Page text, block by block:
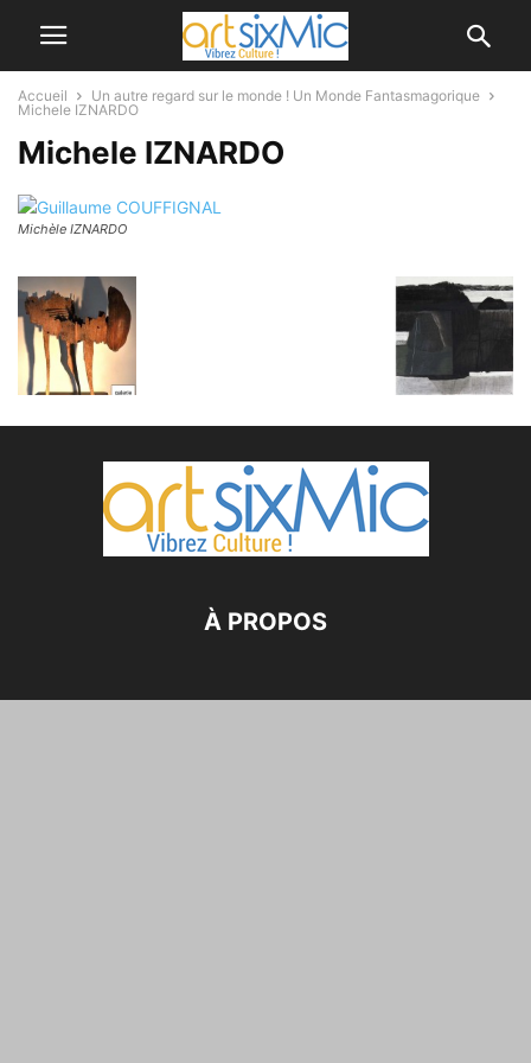
Accueil
Un autre regard sur le monde ! Un Monde Fantasmagorique
Michele IZNARDO
Michele IZNARDO
Michèle IZNARDO
À PROPOS